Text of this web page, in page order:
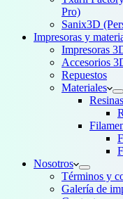
Pro)
Sanix3D
Impresoras y
Impresoras
Accesorios
Repuestos
Materiales
Resinas
Nosotros
Términos y
Galería de